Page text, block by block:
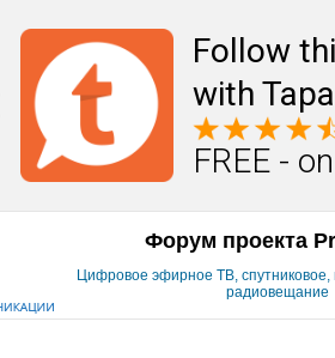
Follow
with
FREE -
Форум проекта
Цифровое эфирное ТВ, спутниковое,
радиовещание